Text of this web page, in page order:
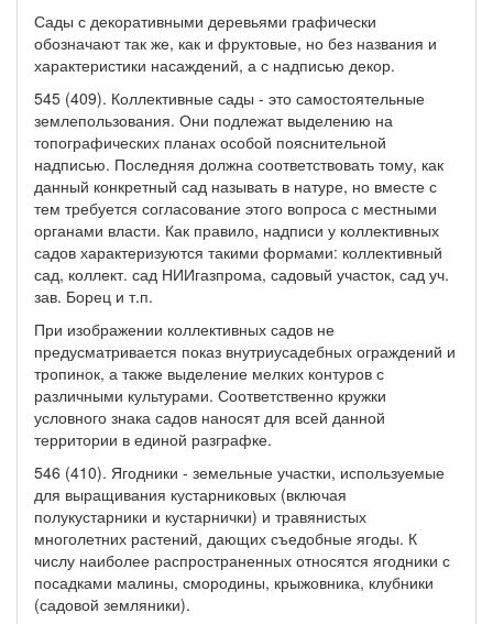
Сады с декоративными деревьями графически
обозначают так же, как и фруктовые, но без названия и
характеристики насаждений, а с надписью декор.
545 (409). Коллективные сады - это самостоятельные
землепользования. Они подлежат выделению на
топографических планах особой пояснительной
надписью. Последняя должна соответствовать тому, как
данный конкретный сад называть в натуре, но вместе с
тем требуется согласование этого вопроса с местными
органами власти. Как правило, надписи у коллективных
садов характеризуются такими формами: коллективный
сад, коллект. сад НИИгазпрома, садовый участок, сад уч.
зав. Борец и т.п.
При изображении коллективных садов не
предусматривается показ внутриусадебных ограждений и
тропинок, а также выделение мелких контуров с
различными культурами. Соответственно кружки
условного знака садов наносят для всей данной
территории в единой разграфке.
546 (410). Ягодники - земельные участки, используемые
для выращивания кустарниковых (включая
полукустарники и кустарнички) и травянистых
многолетних растений, дающих съедобные ягоды. К
числу наиболее распространенных относятся ягодники с
посадками малины, смородины, крыжовника, клубники
(садовой земляники).